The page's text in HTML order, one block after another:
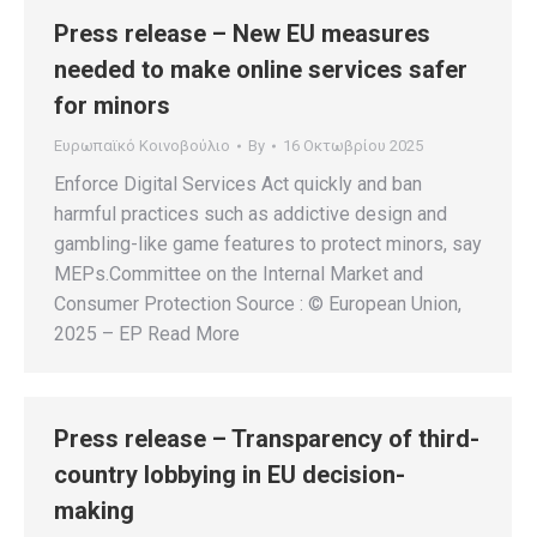
Press release – New EU measures
needed to make online services safer
for minors
Ευρωπαϊκό Κοινοβούλιο By 16 Οκτωβρίου 2025
Enforce Digital Services Act quickly and ban
harmful practices such as addictive design and
gambling-like game features to protect minors, say
MEPs.Committee on the Internal Market and
Consumer Protection Source : © European Union,
2025 – EP Read More
Press release – Transparency of third-
country lobbying in EU decision-
making